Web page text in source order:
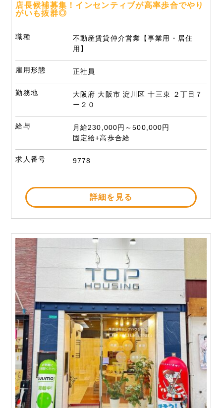
店長候補募集！インセンティブが高率歩合でやり
がいも抜群◎
職種
不動産賃貸仲介営業【事業用・居住
用】
雇用形態 正社員
勤務地
大阪府 大阪市 淀川区 十三東 ２丁目７
ー２０
給与
月給230,000円～500,000円
固定給+高歩合給
求人番号 9778
詳細を見る